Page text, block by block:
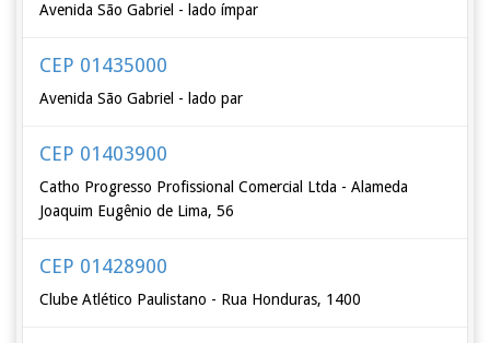
Avenida São Gabriel - lado ímpar
CEP 01435000
Avenida São Gabriel - lado par
CEP 01403900
Catho Progresso Profissional Comercial Ltda - Alameda
Joaquim Eugênio de Lima, 56
CEP 01428900
Clube Atlético Paulistano - Rua Honduras, 1400